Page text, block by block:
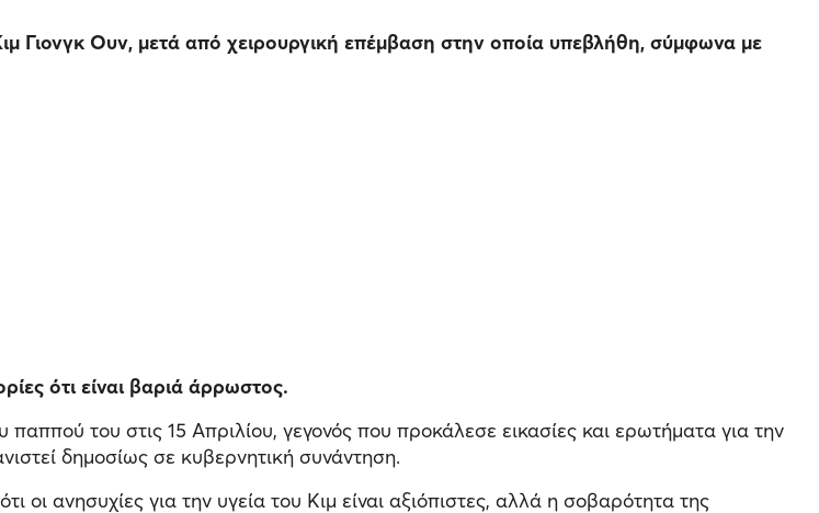
Γιονγκ Ουν, μετά από χειρουργική επέμβαση στην οποία υπεβλήθη, σύμφωνα με
ότι είναι βαριά άρρωστος.
του στις 15 Απριλίου, γεγονός που προκάλεσε εικασίες και ερωτήματα για την
δημοσίως σε κυβερνητική συνάντηση.
ανησυχίες για την υγεία του Κιμ είναι αξιόπιστες, αλλά η σοβαρότητα της